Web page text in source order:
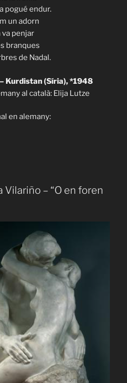
pogué endur.
un adorn
va penjar
branques
de Nadal.
Kurdistan (Síria), *1948
al català: Elija Lutze
en alemany:
Vilariño – “O en foren